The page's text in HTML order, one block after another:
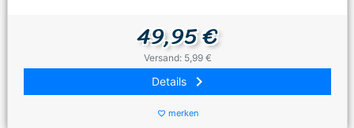
49,95 €
Versand: 5,99 €
Details keyboard_arrow_right
favorite_border merken